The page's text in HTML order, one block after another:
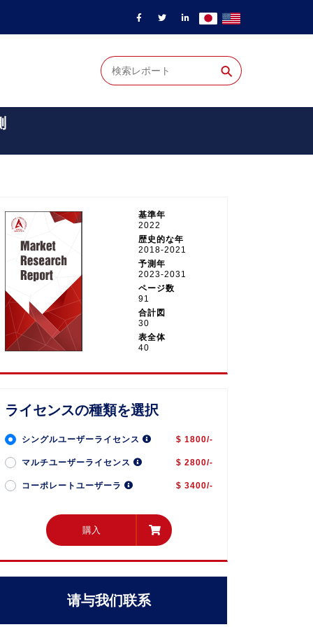
⚲
基準年
2022
歴史的な年
2018-2021
予測年
2023-2031
ページ数
91
合計図
30
表全体
40
ライセンスの種類を選択
シングルユーザーライセンス $ 1800/-
マルチユーザーライセンス $ 2800/-
コーポレートユーザーラ $ 3400/-
購入
请与我们联系